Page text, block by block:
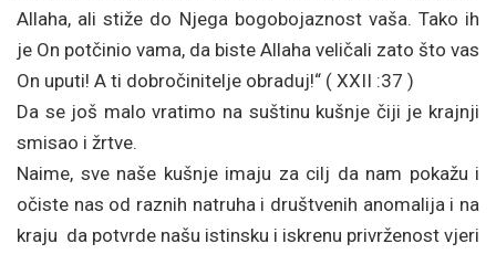
Allaha, ali stiže do Njega bogobojaznost vaša. Tako ih
je On potčinio vama, da biste Allaha veličali zato što vas
On uputi! A ti dobročinitelje obraduj!“ ( XXII :37 )
Da se još malo vratimo na suštinu kušnje čiji je krajnji
smisao i žrtve.
Naime, sve naše kušnje imaju za cilj da nam pokažu i
očiste nas od raznih natruha i društvenih anomalija i na
kraju da potvrde našu istinsku i iskrenu privrženost vjeri